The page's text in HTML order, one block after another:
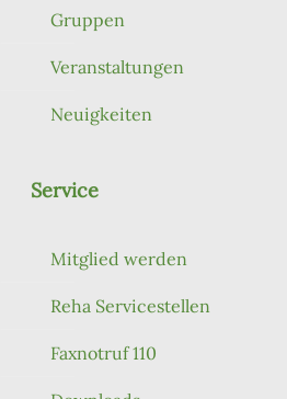
Gruppen
Veranstaltungen
Neuigkeiten
Service
Mitglied werden
Reha Servicestellen
Faxnotruf 110